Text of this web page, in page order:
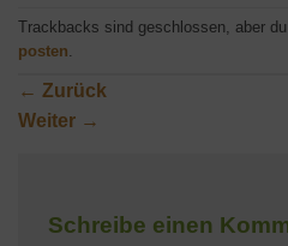
Trackbacks sind geschlossen, aber
posten
← Zurück
Weiter →
Schreibe einen